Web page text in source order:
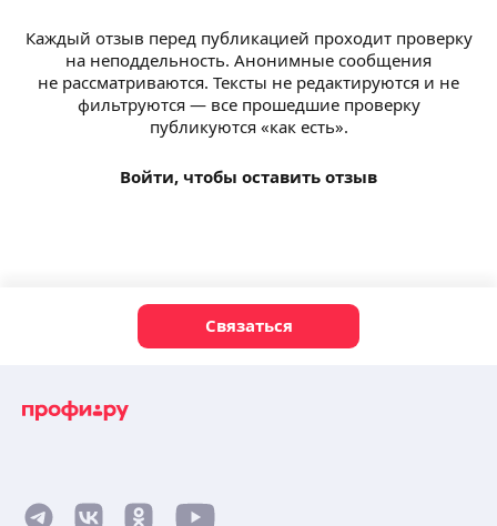
Каждый отзыв перед публикацией проходит проверку
на неподдельность. Анонимные сообщения
не рассматриваются. Тексты не редактируются и не
фильтруются — все прошедшие проверку
публикуются «как есть».
Войти, чтобы оставить отзыв
Связаться